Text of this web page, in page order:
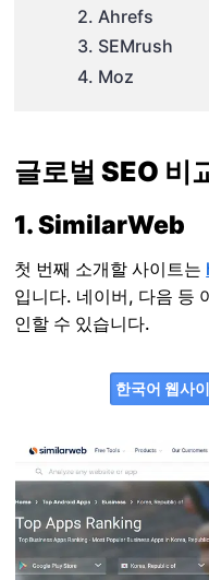
2. Ahrefs
3. SEMrush
4. Moz
글로벌 SEO 비
1. SimilarWeb
첫 번째 소개할 사이트는
입니다. 네이버, 다음 등
인할 수 있습니다.
한국어 웹사